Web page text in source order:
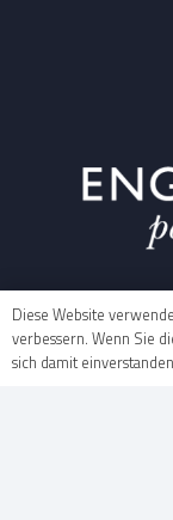
Diese Website
verbessern. Wenn Sie
sich damit